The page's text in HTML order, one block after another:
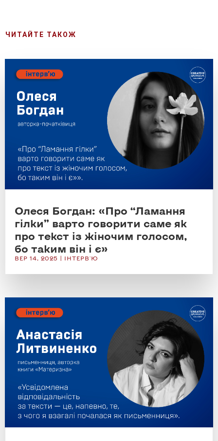
ЧИТАЙТЕ ТАКОЖ
Олеся Богдан: «Про “Ламання
гілки” варто говорити саме як
про текст із жіночим голосом,
бо таким він і є»
ВЕР 14, 2025 | ІНТЕРВ'Ю